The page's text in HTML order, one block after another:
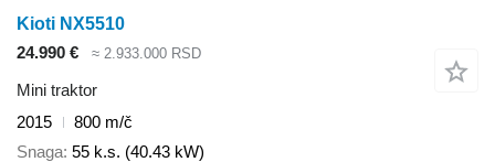
Kioti NX5510
24.990 €
≈ 2.933.000 RSD
Mini traktor
2015
800 m/č
Snaga 55 k.s. (40.43 kW)